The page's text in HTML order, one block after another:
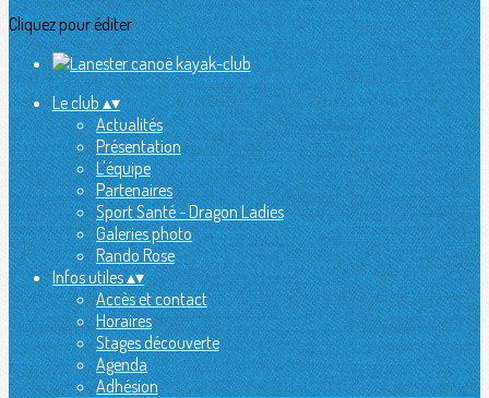
Cliquez pour éditer
Le club▴▾
Actualités
Présentation
L'équipe
Partenaires
Sport Santé - Dragon Ladies
Galeries photo
Rando Rose
Infos utiles▴▾
Accès et contact
Horaires
Stages découverte
Agenda
Adhésion